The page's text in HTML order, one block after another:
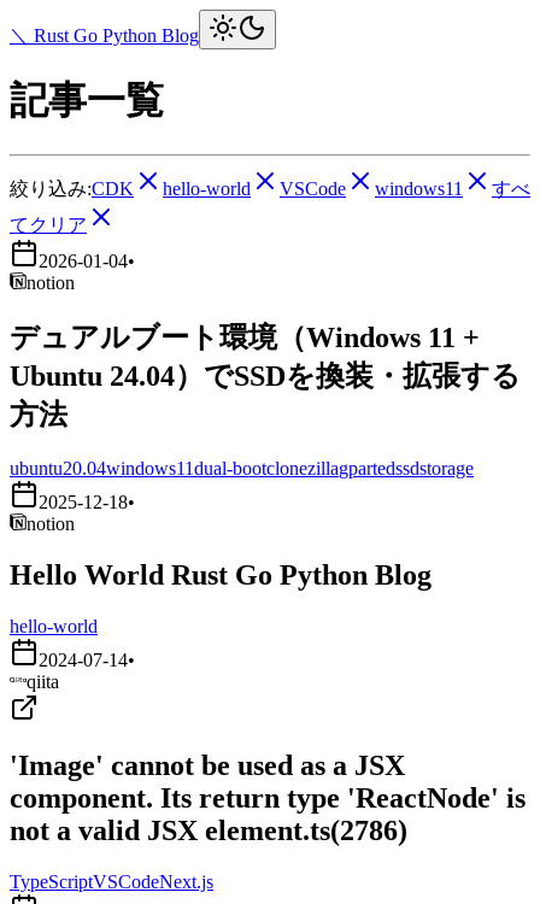
＼ Rust Go Python Blog
記事一覧
絞り込み:CDK hello-world VSCode windows11
すべ
てクリア
2026-01-04•
notion
デュアルブート環境（Windows 11 +
Ubuntu 24.04）でSSDを換装・拡張する
方法
ubuntu20.04windows11dual-bootclonezillagpartedssdstorage
2025-12-18•
notion
Hello World Rust Go Python Blog
hello-world
2024-07-14•
qiita
'Image' cannot be used as a JSX
component. Its return type 'ReactNode' is
not a valid JSX element.ts(2786)
TypeScriptVSCodeNext.js